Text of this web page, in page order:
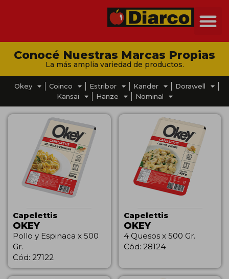
Conocé Nuestras Marcas Propias
La más amplia variedad de productos.
Okey Coinco Estribor Kander
Dorawell
Kansai
Hanze Nominal
Capelettis
OKEY
Pollo y Espinaca x 500
Gr.
Cód: 27122
Capelettis
OKEY
4 Quesos x 500 Gr.
Cód: 28124